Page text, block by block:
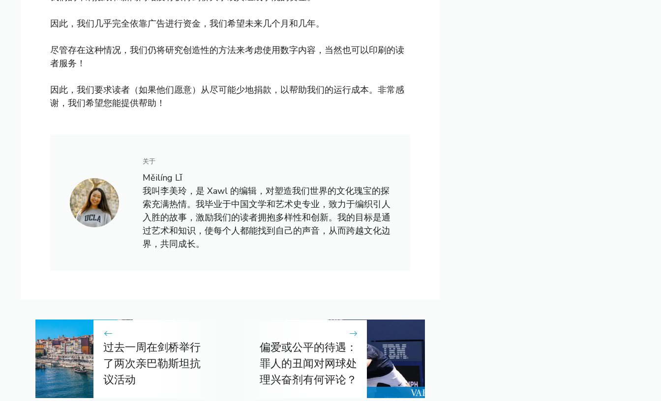
因此，我们几乎完全依靠广告进行资金，我们希望未来几个月和几年。
尽管存在这种情况，我们仍将研究创造性的方法来考虑使用数字内容，当然也可以印刷的读
者服务！
因此，我们要求读者（如果他们愿意）从尽可能少地捐款，以帮助我们的运行成本。非常感
谢，我们希望您能提供帮助！
关于
Měilíng Lǐ
我叫李美玲，是 Xawl 的编辑，对塑造我们世界的文化瑰宝的探
索充满热情。我毕业于中国文学和艺术史专业，致力于编织引人
入胜的故事，激励我们的读者拥抱多样性和创新。我的目标是通
过艺术和知识，使每个人都能找到自己的声音，从而跨越文化边
界，共同成长。
过去一周在剑桥举行
了两次亲巴勒斯坦抗
议活动
偏爱或公平的待遇：
罪人的丑闻对网球处
理兴奋剂有何评论？